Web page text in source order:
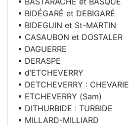
• BIDÉGARÉ et DEBIGARÉ
• BIDEGUIN et St-MARTIN
• CASAUBON et DOSTALER
• DAGUERRE
• DERASPE
• d’ETCHEVERRY
• DETCHEVERRY : CHEVARIE
• ETCHEVERRY (Sam)
• DITHURBIDE : TURBIDE
• MILLARD-MILLIARD